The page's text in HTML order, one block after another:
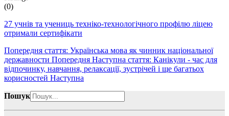
(0)
27 учнів та учениць техніко-технологічного профілю ліцею
отримали сертифікати
Попередня стаття: Українська мова як чинник національної
державности Попередня Наступна стаття: Канікули - час для
відпочинку, навчання, релаксації, зустрічей і ще багатьох
корисностей Наступна
Пошук